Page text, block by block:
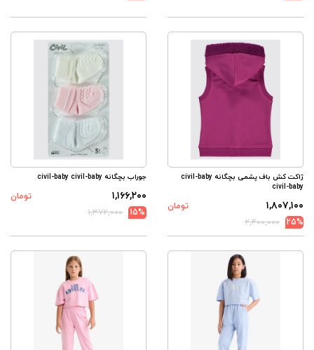
ژاکت کش باف پشمی بچگانه civil-baby
civil-baby
۱,۸۰۷,۱۰۰
تومان
25% ۲,۴۰۰,۰۰۰
جوراب بچگانه civil-baby civil-baby
۱,۱۶۶,۲۰۰
تومان
15%
۱,۳۷۲,۰۰۰